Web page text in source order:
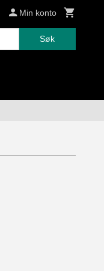
Min konto
Søk